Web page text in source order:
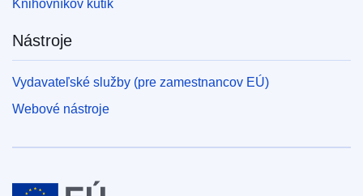
Knihovníkov kútik
Nástroje
Vydavateľské služby (pre zamestnancov EÚ)
Webové nástroje
Európska únia